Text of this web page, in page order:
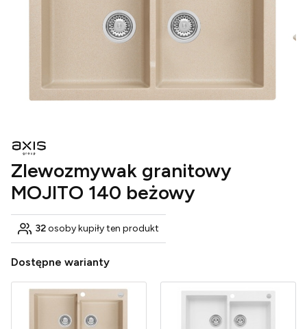
Zlewozmywak granitowy
MOJITO 140 beżowy
32osoby kupiły ten produkt
Dostępne warianty